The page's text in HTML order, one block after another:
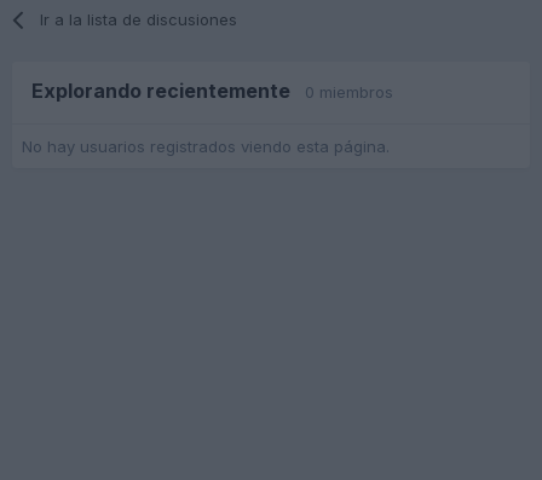
Ir a la lista de discusiones
Explorando recientemente 0 miembros
No hay usuarios registrados viendo esta página.